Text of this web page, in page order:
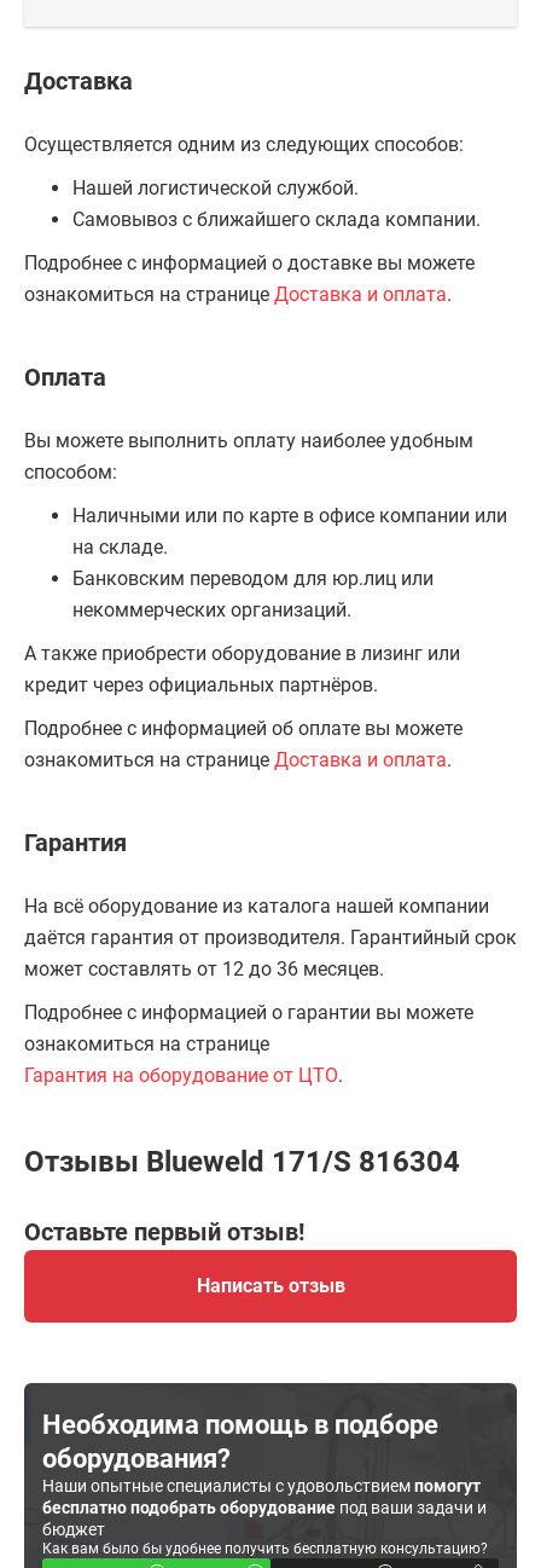
Доставка
Осуществляется одним из следующих способов:
Нашей логистической службой.
Самовывоз с ближайшего склада компании.
Подробнее с информацией о доставке вы можете
ознакомиться на странице Доставка и оплата.
Оплата
Вы можете выполнить оплату наиболее удобным
способом:
Наличными или по карте в офисе компании или
на складе.
Банковским переводом для юр.лиц или
некоммерческих организаций.
А также приобрести оборудование в лизинг или
кредит через официальных партнёров.
Подробнее с информацией об оплате вы можете
ознакомиться на странице Доставка и оплата.
Гарантия
На всё оборудование из каталога нашей компании
даётся гарантия от производителя. Гарантийный срок
может составлять от 12 до 36 месяцев.
Подробнее с информацией о гарантии вы можете
ознакомиться на странице
Гарантия на оборудование от ЦТО.
Отзывы Blueweld 171/S 816304
Оставьте первый отзыв!
Написать отзыв
Необходима помощь в подборе
оборудования?
Наши опытные специалисты с удовольствиемпомогут
бесплатно подобрать оборудование под ваши задачи и
бюджет
Как вам было бы удобнее получить бесплатную консультацию?